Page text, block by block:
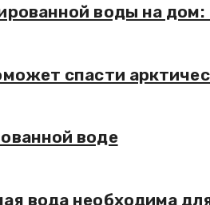
воды на
спасти
воде
вода необходима